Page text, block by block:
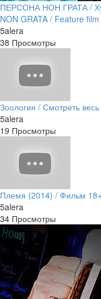
ПЕРСОНА НОН ГРАТА /
NON GRATA / Feature film
5alera
38 Просмотры
Зоология / Смотреть
5alera
19 Просмотры
Племя (2014) / Фильм
5alera
34 Просмотры